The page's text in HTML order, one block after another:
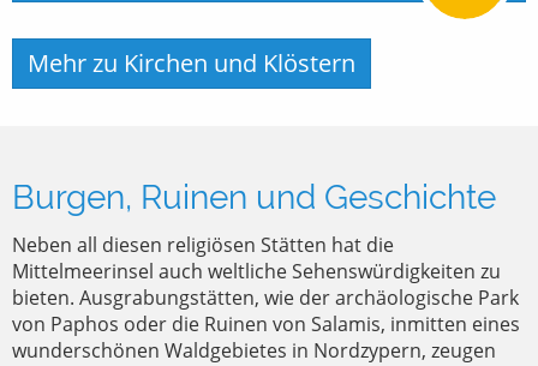
Mehr zu Kirchen und Klöstern
Burgen, Ruinen und Geschichte
Neben all diesen religiösen Stätten hat die
Mittelmeerinsel auch weltliche Sehenswürdigkeiten zu
bieten. Ausgrabungstätten, wie der archäologische Park
von Paphos oder die Ruinen von Salamis, inmitten eines
wunderschönen Waldgebietes in Nordzypern, zeugen